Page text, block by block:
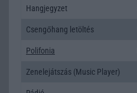
Hangjegyzet
Csengőhang letöltés
Polifonia
Zenelejátszás (Music Player)